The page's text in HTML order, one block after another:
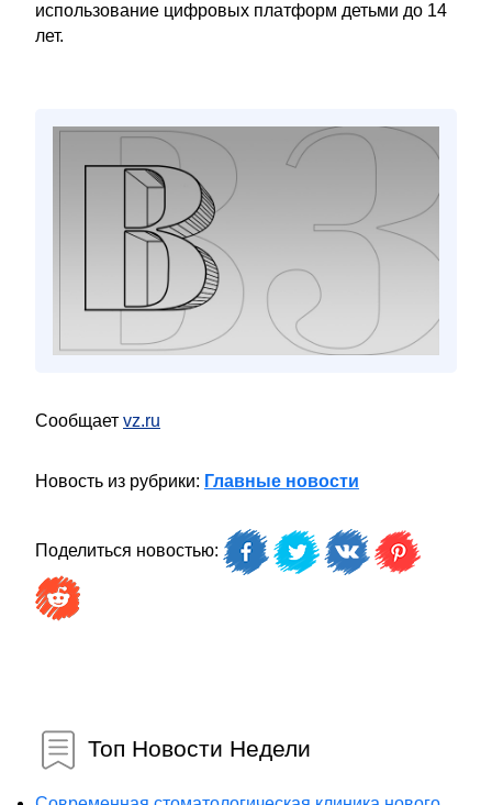
использование цифровых платформ детьми до 14
лет.
Сообщает vz.ru
Новость из рубрики: Главные новости
Поделиться новостью:
Топ Новости Недели